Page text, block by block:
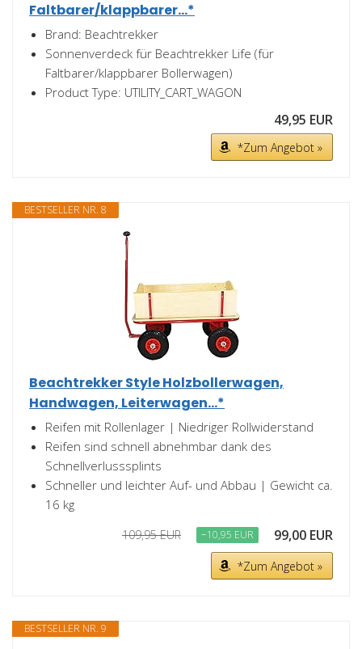
Faltbarer/klappbarer...*
Brand: Beachtrekker
Sonnenverdeck für Beachtrekker Life (für
Faltbarer/klappbarer Bollerwagen)
Product Type: UTILITY_CART_WAGON
49,95 EUR
*Zum Angebot »
BESTSELLER NR. 8
Beachtrekker Style Holzbollerwagen,
Handwagen, Leiterwagen...*
Reifen mit Rollenlager | Niedriger Rollwiderstand
Reifen sind schnell abnehmbar dank des
Schnellverlusssplints
Schneller und leichter Auf- und Abbau | Gewicht ca.
16 kg
109,95 EUR −10,95 EUR 99,00 EUR
*Zum Angebot »
BESTSELLER NR. 9